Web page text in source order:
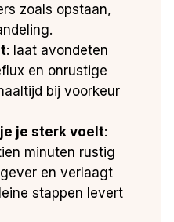
zoals opstaan,
: laat avondeten
en onrustige
bij voorkeur
je sterk voelt:
minuten rustig
en verlaagt
stappen levert